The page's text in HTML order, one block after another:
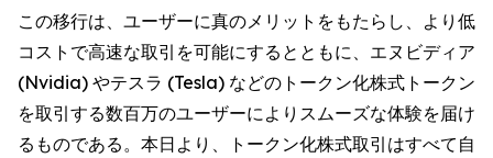
この移行は、ユーザーに真のメリットをもたらし、より低
コストで高速な取引を可能にするとともに、エヌビディア
(Nvidia) やテスラ (Tesla) などのトークン化株式トークン
を取引する数百万のユーザーによりスムーズな体験を届け
るものである。本日より、トークン化株式取引はすべて自